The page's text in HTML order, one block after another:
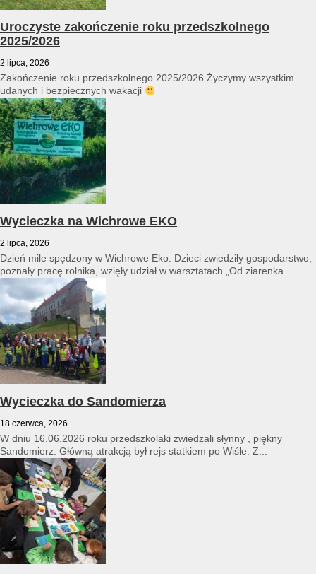
Uroczyste zakończenie roku przedszkolnego
2025/2026
2 lipca, 2026
Zakończenie roku przedszkolnego 2025/2026 Życzymy wszystkim
udanych i bezpiecznych wakacji
Wycieczka na Wichrowe EKO
2 lipca, 2026
Dzień mile spędzony w Wichrowe Eko. Dzieci zwiedziły gospodarstwo,
poznały pracę rolnika, wzięły udział w warsztatach „Od ziarenka...
Wycieczka do Sandomierza
18 czerwca, 2026
W dniu 16.06.2026 roku przedszkolaki zwiedzali słynny , piękny
Sandomierz. Główną atrakcją był rejs statkiem po Wiśle. Z...